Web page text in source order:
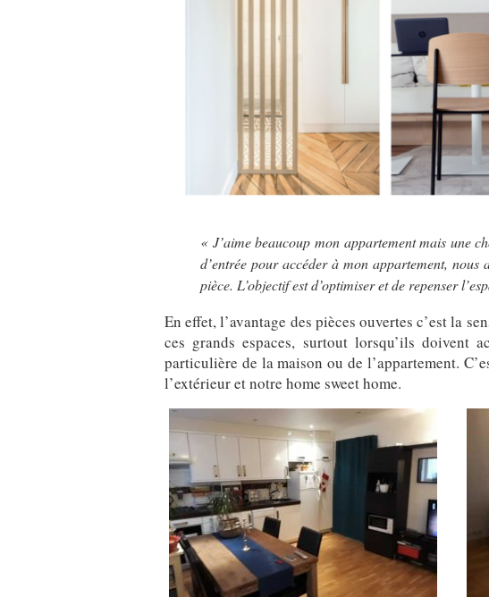
« J’aime beaucoup mon appartement mais une
d’entrée pour accéder à mon appartement,
pièce. L’objectif est d’optimiser et de repenser
En effet, l’avantage des pièces ouvertes c’est la
ces grands espaces, surtout lorsqu’ils
particulière de la maison ou de l’appartement.
l’extérieur et notre home sweet home.